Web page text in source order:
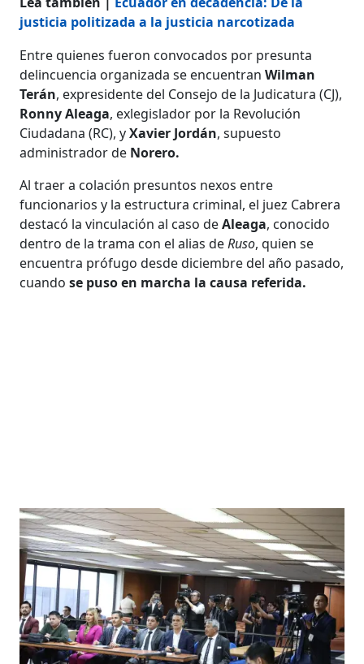
justicia politizada a la justicia narcotizada
Entre quienes fueron convocados por presunta
delincuencia organizada se encuentranWilman
Terán, expresidente del Consejo de la Judicatura (CJ),
Ronny Aleaga, exlegislador por la Revolución
Ciudadana (RC), yXavier Jordán, supuesto
administrador de Norero.
Al traer a colación presuntos nexos entre
funcionarios y la estructura criminal, el juez Cabrera
destacó la vinculación al caso deAleaga, conocido
dentro de la trama con el alias deRuso, quien se
encuentra prófugo desde diciembre del año pasado,
cuandose puso en marcha la causa referida.